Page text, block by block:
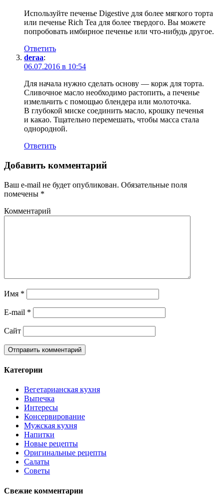
Используйте печенье Digestive для более мягкого торта
или печенье Rich Tea для более твердого. Вы можете
попробовать имбирное печенье или что-нибудь другое.
Ответить
deraa:
06.07.2016 в 10:54
Для начала нужно сделать основу — корж для торта.
Сливочное масло необходимо растопить, а печенье
измельчить с помощью блендера или молоточка.
В глубокой миске соединить масло, крошку печенья
и какао. Тщательно перемешать, чтобы масса стала
однородной.
Ответить
Добавить комментарий
Ваш e-mail не будет опубликован. Обязательные поля
помечены *
Комментарий
Имя *
E-mail *
Сайт
Категории
Вегетарианская кухня
Выпечка
Интересы
Консервирование
Мужская кухня
Напитки
Новые рецепты
Оригинальные рецепты
Салаты
Советы
Свежие комментарии